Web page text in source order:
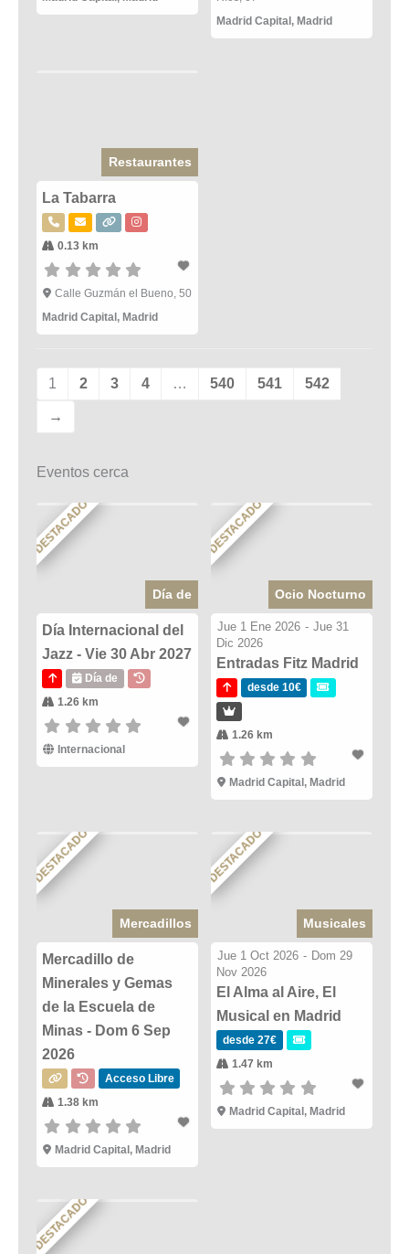
Madrid Capital , Madrid
Restaurantes
La Tabarra
0.13 km
Calle Guzmán el Bueno, 50
Madrid Capital , Madrid
1 2 3 4 … 540 541 542
→
Eventos cerca
DESTACADO
Día de
Día Internacional del
Jazz - Vie 30 Abr 2027
Día de
1.26 km
Internacional
DESTACADO
Ocio Nocturno
Jue 1 Ene 2026 - Jue 31
Dic 2026
Entradas Fitz Madrid
desde 10€
1.26 km
Madrid Capital, Madrid
DESTACADO
Mercadillos
Mercadillo de
Minerales y Gemas
de la Escuela de
Minas - Dom 6 Sep
2026
Acceso Libre
1.38 km
Madrid Capital, Madrid
DESTACADO
Musicales
Jue 1 Oct 2026 - Dom 29
Nov 2026
El Alma al Aire, El
Musical en Madrid
desde 27€
1.47 km
Madrid Capital, Madrid
DESTACADO